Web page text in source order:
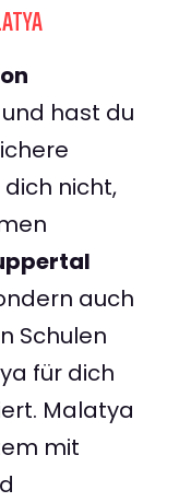
und hast du
nicht,
auch
Schulen
für dich
Malatya
mit